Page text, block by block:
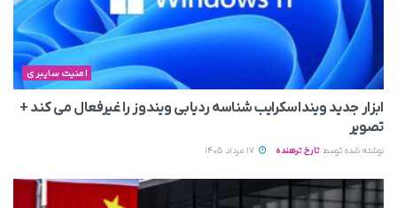
امنیت سایبری
ابزار جدید وینداسکرایب شناسه ردیابی ویندوز را غیرفعال می‌ کند +
تصویر
نوشته شده توسط تارخ ترهنده